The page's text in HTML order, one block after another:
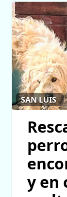
SAN LUIS
y en